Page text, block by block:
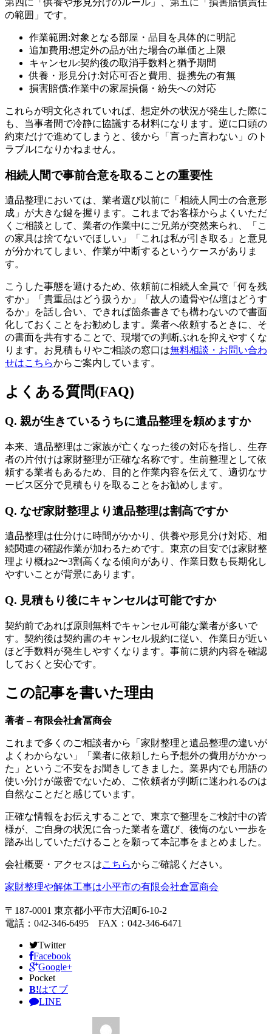
第四に「供養や形見分けのルール」、第五に「損害賠償責任
の範囲」です。
作業範囲:対象となる部屋・品目を具体的に明記
追加費用:想定外の品が出た場合の単価と上限
キャンセル:契約後の取消手数料と猶予期間
供養・形見分け:対応可否と費用、提携先の有無
損害賠償:作業中の家屋損傷・紛失への対応
これらが明文化されていれば、想定外の状況が発生した際に
も、当事者間で冷静に協議する材料になります。逆に口頭の
約束だけで進めてしまうと、後から「言った言わない」のト
ラブルになりかねません。
相続人間で事前合意を取ることの重要性
遺品整理においては、業者選び以前に「相続人同士の合意形
成」が大きな鍵を握ります。これまでお客様からよくいただ
くご相談として、業者の作業中にご兄弟が突然来られ、「こ
の家具は捨てないでほしい」「これは私が引き取る」と意見
が分かれてしまい、作業が中断するというケースがありま
す。
こうした事態を避けるため、依頼前に相続人全員で「何を残
すか」「貴重品はどう扱うか」「故人の遺骨や仏壇はどうす
るか」を話し合い、できれば箇条書きでも構わないので書面
化しておくことをお勧めします。業者へ依頼するときに、そ
の書面を共有することで、現場での判断ぶれを抑えやすくな
ります。お見積もりやご相談の窓口は無料相談・お問い合わ
せはこちらからご案内しています。
よくある質問(FAQ)
Q. 親が生きているうちに遺品整理を頼めますか
本来、遺品整理はご家族が亡くなった後の対応を指し、生存
者の片付けは家財整理が正確な名称です。生前整理として依
頼する業者もあるため、目的と作業内容を伝えて、適切なサ
ービス区分で見積もりを取ることをお勧めします。
Q. なぜ家財整理より遺品整理は割高ですか
遺品整理は仕分けに時間がかかり、供養や形見分け対応、相
続関連の確認作業が加わるためです。東京の目安では家財整
理より概ね2〜3割高くなる傾向があり、作業日数も長期化し
やすいことが背景にあります。
Q. 見積もり後にキャンセルは可能ですか
契約前であれば原則無料でキャンセル可能な業者が多いで
す。契約後は契約書のキャンセル規約に従い、作業日が近い
ほど手数料が発生しやすくなります。事前に規約内容を確認
しておくと安心です。
この記事を書いた理由
著者 – 有限会社倉冨商会
これまで多くのご相談者から「家財整理と遺品整理の違いが
よくわからない」「業者に依頼したら予想外の費用がかかっ
た」というご不安をお聞きしてきました。業界内でも用語の
使い分けが厳密でないため、ご依頼者が判断に迷われるのは
自然なことだと感じています。
正確な情報をお伝えすることで、東京で整理をご検討中の皆
様が、ご自身の状況に合った業者を選び、後悔のない一歩を
踏み出していただけることを願って本記事をまとめました。
会社概要・アクセスはこちらからご確認ください。
家財整理や解体工事は小平市の有限会社倉冨商会
〒187-0001 東京都小平市大沼町6-10-2
電話：042-346-6495 FAX：042-346-6471
Twitter
Facebook
Google+
Pocket
B!はてブ
LINE